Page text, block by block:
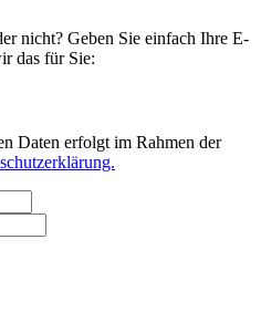
nicht? Geben Sie einfach Ihre E-
das für Sie:
Daten erfolgt im Rahmen der